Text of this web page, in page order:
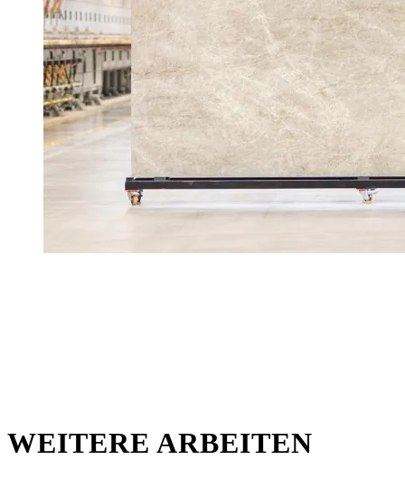
WEITERE ARBEITEN